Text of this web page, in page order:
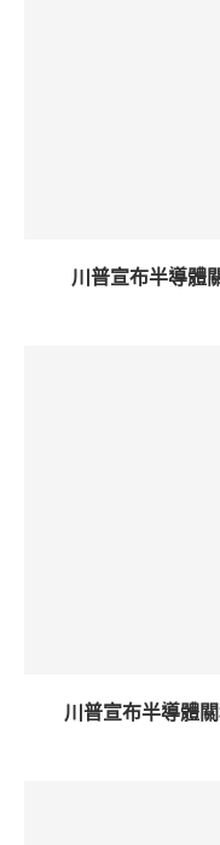
川普宣布半導體
川普宣布半導體